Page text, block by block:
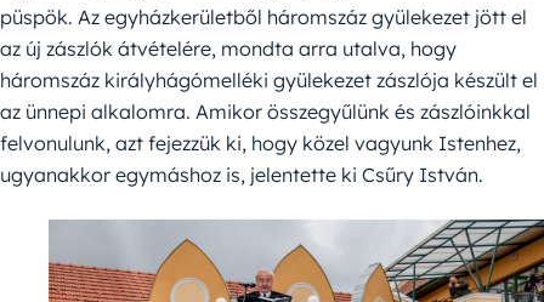
püspök. Az egyházkerületből háromszáz gyülekezet jött el
az új zászlók átvételére, mondta arra utalva, hogy
háromszáz királyhágómelléki gyülekezet zászlója készült el
az ünnepi alkalomra. Amikor összegyűlünk és zászlóinkkal
felvonulunk, azt fejezzük ki, hogy közel vagyunk Istenhez,
ugyanakkor egymáshoz is, jelentette ki Csűry István.